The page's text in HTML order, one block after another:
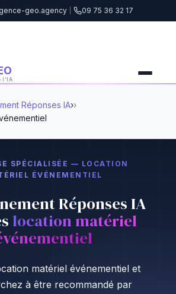
geo.agency 09 75 36 32 17
l'IA
Réponses IA›
SPÉCIALISÉE — LOCATION
ÉVÉNEMENTIEL
Réponses IA
location matériel
matériel événementiel et
à être recommandé par